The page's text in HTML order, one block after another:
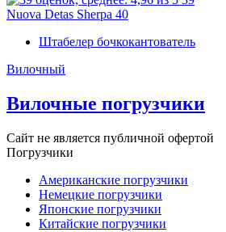
Nuova Detas Sherpa 40
Штабелер бочкокантователь
Вилочный
Вилочные погрузчики
Сайт не является публичной офертой
Погрузчики
Американские погрузчики
Немецкие погрузчики
Японские погрузчики
Китайские погрузчики